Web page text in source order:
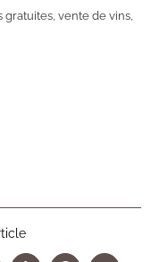
gratuites, vente de vins,